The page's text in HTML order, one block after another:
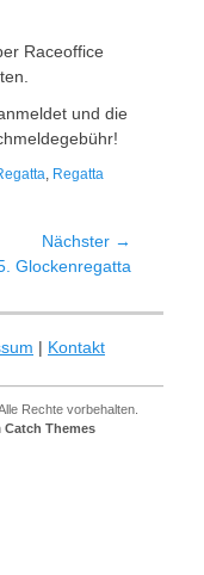
Raceoffice
und die
, Regatta
Nächster →
Glockenregatta
| Kontakt
Rechte vorbehalten.
Catch Themes